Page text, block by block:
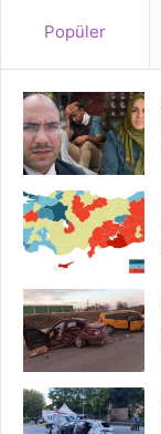
Popüler